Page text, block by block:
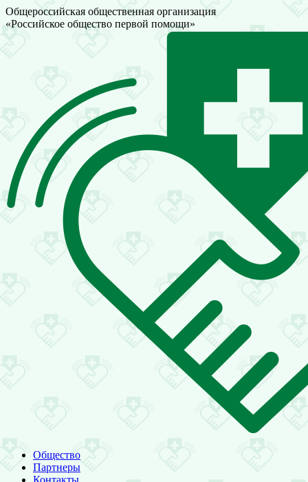
Общероссийская общественная организация
«Российское общество первой помощи»
Общество
Партнеры
Контакты